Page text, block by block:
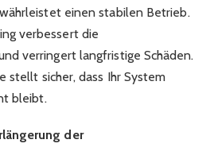
einen stabilen Betrieb.
verbessert die
verringert langfristige Schäden.
stellt sicher, dass Ihr System
bleibt.
der